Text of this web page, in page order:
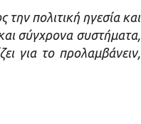
πολιτική ηγεσία και
σύγχρονα συστήματα,
για το προλαμβάνειν,